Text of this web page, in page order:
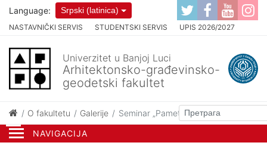
NAVIGACIJA
NASTAVNIČKI SERVIS STUDENTSKI SERVIS UPIS 2026/2027
Language: Srpski (latinica)
Univerzitet u Banjoj Luci
Arhitektonsko-građevinsko-
geodetski fakultet
O fakultetu Galerije Seminar „Pametna mobilnost i urbano